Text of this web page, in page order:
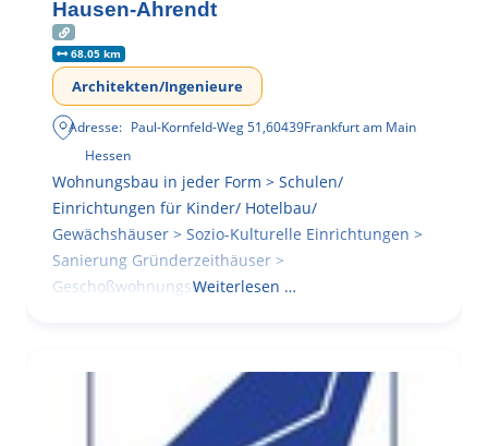
Hausen-Ahrendt
68.05 km
Architekten/Ingenieure
Adresse: Paul-Kornfeld-Weg 51,60439Frankfurt am Main
Hessen
Wohnungsbau in jeder Form > Schulen/
Einrichtungen für Kinder/ Hotelbau/
Gewächshäuser > Sozio-Kulturelle Einrichtungen >
Sanierung Gründerzeithäuser >
GeschoßwohnungsbauWeiterlesen …